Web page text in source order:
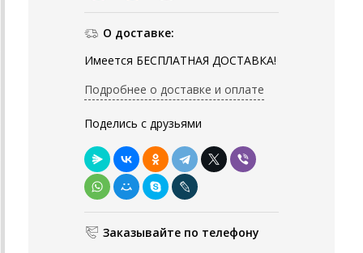
О доставке:
Имеется БЕСПЛАТНАЯ ДОСТАВКА!
Подробнее о доставке и оплате
Поделись с друзьями
Заказывайте по телефону